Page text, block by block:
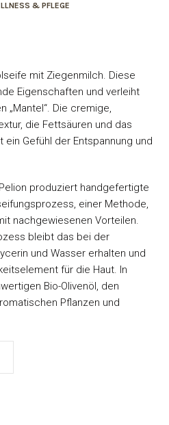
& PFLEGE
mit Ziegenmilch. Diese
Eigenschaften und verleiht
„Mantel“. Die cremige,
die Fettsäuren und das
Gefühl der Entspannung und
produziert handgefertigte
einer Methode,
nachgewiesenen Vorteilen.
bleibt das bei der
und Wasser erhalten und
für die Haut. In
Bio-Olivenöl, den
Pflanzen und